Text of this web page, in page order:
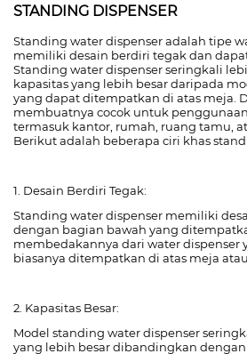
STANDING DISPENSER
Standing water dispenser adalah tipe
memiliki desain berdiri tegak dan
Standing water dispenser seringkali
kapasitas yang lebih besar daripada
yang dapat ditempatkan di atas meja.
membuatnya cocok untuk
termasuk kantor, rumah, ruang tamu,
Berikut adalah beberapa ciri khas
1. Desain Berdiri Tegak:
Standing water dispenser memiliki
dengan bagian bawah yang
membedakannya dari water dispenser
biasanya ditempatkan di atas meja
2. Kapasitas Besar:
Model standing water dispenser
yang lebih besar dibandingkan